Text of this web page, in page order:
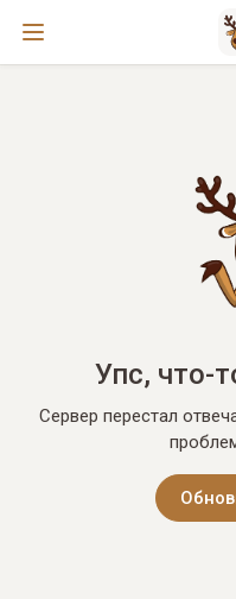
Упс, что-
Сервер перестал